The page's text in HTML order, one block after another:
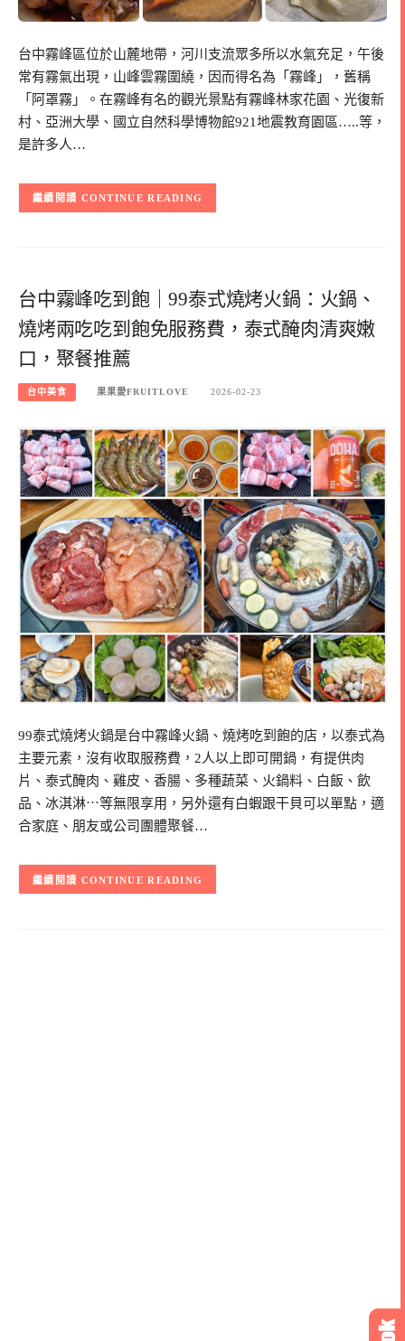
台中霧峰區位於山麓地帶，河川支流眾多所以水氣充足，午後
常有霧氣出現，山峰雲霧圍繞，因而得名為「霧峰」，舊稱
「阿罩霧」。在霧峰有名的觀光景點有霧峰林家花園、光復新
村、亞洲大學、國立自然科學博物館921地震教育園區…..等，
是許多人…
CONTINUE READING
台中霧峰吃到飽｜99泰式燒烤火鍋：火鍋、
燒烤兩吃吃到飽免服務費，泰式醃肉清爽嫩
口，聚餐推薦
台中美食 果果愛FRUITLOVE 2026-02-23
99泰式燒烤火鍋是台中霧峰火鍋、燒烤吃到飽的店，以泰式為
主要元素，沒有收取服務費，2人以上即可開鍋，有提供肉
片、泰式醃肉、雞皮、香腸、多種蔬菜、火鍋料、白飯、飲
品、冰淇淋⋯等無限享用，另外還有白蝦跟干貝可以單點，適
合家庭、朋友或公司團體聚餐…
CONTINUE READING